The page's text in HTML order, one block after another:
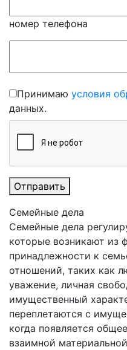
номер телефона
Принимаю условия
данных.
Отправить
Семейные дела
Семейные дела
которые возникают из
принадлежности к
отношений, таких как
уважение, личная
имущественный
переплетаются с
когда появляется
взаимной